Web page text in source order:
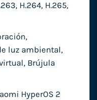
H.264, H.265,
luz ambiental,
Brújula
HyperOS 2